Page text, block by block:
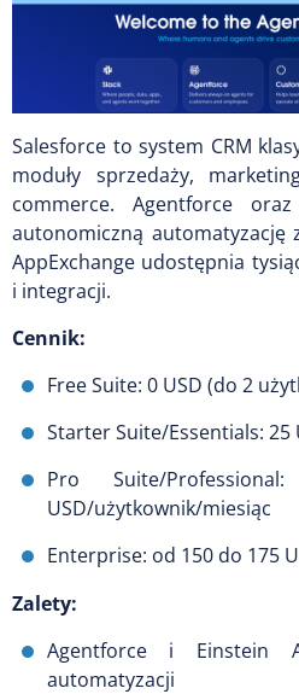
Salesforce to system CRM
moduły sprzedaży,
commerce. Agentforce
autonomiczną automatyzację
AppExchange udostępnia
i integracji.
Cennik:
Free Suite: 0 USD (do 2
Starter Suite/Essentials:
Pro Suite/
USD/użytkownik/miesiąc
Enterprise: od 150 do 175
Zalety:
Agentforce i Einstein
automatyzacji